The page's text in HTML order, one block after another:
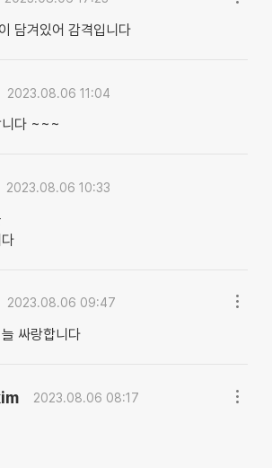
담겨있어 감격입니다
2023.08.06 11:04
니다 ~~~
2023.08.06 10:33
2023.08.06 09:47
싸랑합니다
2023.08.06 08:17